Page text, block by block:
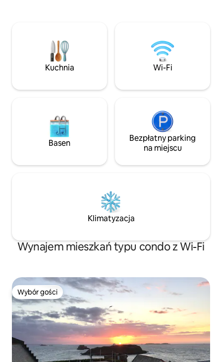
z hydromasażem i sufitem z efektem
gwiaździstego nieba • Sekretny pokój ze
stołem do masażu i sauną • Salon
z kominkiem parowym i telewizorem
prysznicową • Sofa Tantra
Kuchnia Wi-Fi
Basen
Bezpłatny parking
na miejscu
Klimatyzacja
Wynajem mieszkań typu condo z Wi-Fi
Wybór gości
Wybór gości